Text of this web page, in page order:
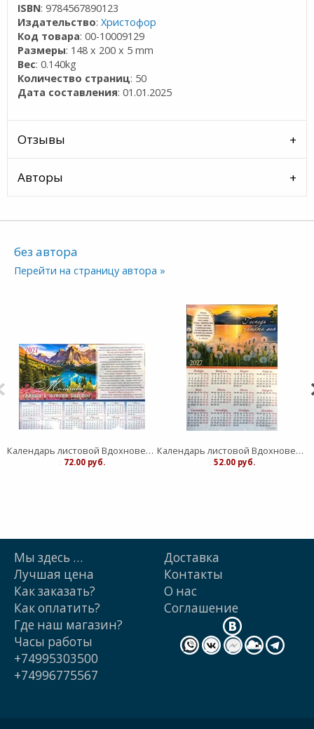
ISBN: 9784567890123
Издательство:Христофор
Код товара: 00-10009129
Размеры: 148 x 200 x 5 mm
Вес: 0.140kg
Количество страниц: 50
Дата составления: 01.01.2025
Отзывы
Авторы
без автора
Перейти на страницу автора »
Календарь листовой Вдохновение "Живый в помощи Вышнего"средний
: 72.00 руб.
Календарь листовой Вдохновение "Господь - защите моя" малый
: 52.00 руб.
Мы здесь …
Лучшая цена
Как заказать?
Как оплатить?
Доставка
Контакты
О нас
Cоглашение
Где наш магазин?
Часы работы
+74995303500
+74996775567